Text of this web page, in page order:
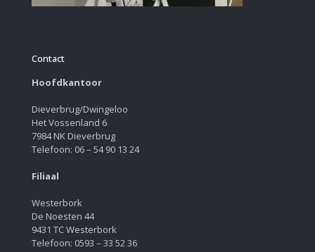
Contact
Hoofdkantoor
Dieverbrug/Dwingeloo
Het Vossenland 6
7984 NK Dieverbrug
Telefoon: 06 – 54 90 13 24
Filiaal
Westerbork
De Noesten 44
9431 TC Westerbork
Telefoon: 0593 – 33 52 36